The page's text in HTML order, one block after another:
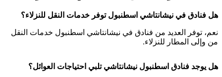
هل فنادق في نيشانتاشي اسطنبول توفر خدمات النقل للنزلاء؟
نعم، توفر العديد من فنادق في نيشانتاشي اسطنبول خدمات النقل
من وإلى المطار للنزلاء.
هل يوجد فنادق اسطنبول نيشانتاشي تلبي احتياجات العوائل؟